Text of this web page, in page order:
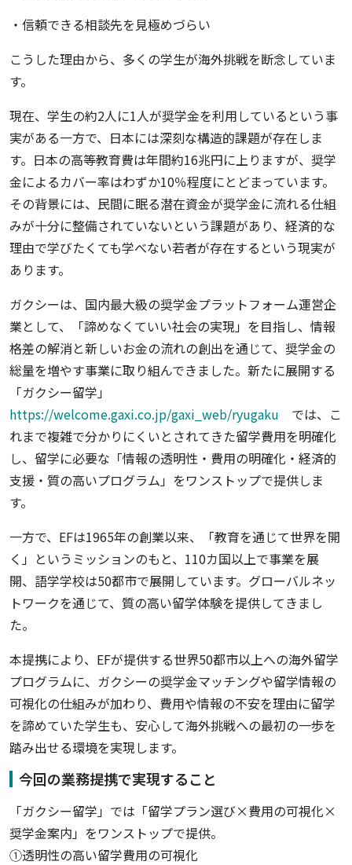
・信頼できる相談先を見極めづらい
こうした理由から、多くの学生が海外挑戦を断念していま
す。
現在、学生の約2人に1人が奨学金を利用しているという事
実がある一方で、日本には深刻な構造的課題が存在しま
す。日本の高等教育費は年間約16兆円に上りますが、奨学
金によるカバー率はわずか10％程度にとどまっています。
その背景には、民間に眠る潜在資金が奨学金に流れる仕組
みが十分に整備されていないという課題があり、経済的な
理由で学びたくても学べない若者が存在するという現実が
あります。
ガクシーは、国内最大級の奨学金プラットフォーム運営企
業として、「諦めなくていい社会の実現」を目指し、情報
格差の解消と新しいお金の流れの創出を通じて、奨学金の
総量を増やす事業に取り組んできました。新たに展開する
「ガクシー留学」
https://welcome.gaxi.co.jp/gaxi_web/ryugaku では、こ
れまで複雑で分かりにくいとされてきた留学費用を明確化
し、留学に必要な「情報の透明性・費用の明確化・経済的
支援・質の高いプログラム」をワンストップで提供しま
す。
一方で、EFは1965年の創業以来、「教育を通じて世界を開
く」というミッションのもと、110カ国以上で事業を展
開、語学学校は50都市で展開しています。グローバルネッ
トワークを通じて、質の高い留学体験を提供してきまし
た。
本提携により、EFが提供する世界50都市以上への海外留学
プログラムに、ガクシーの奨学金マッチングや留学情報の
可視化の仕組みが加わり、費用や情報の不安を理由に留学
を諦めていた学生も、安心して海外挑戦への最初の一歩を
踏み出せる環境を実現します。
今回の業務提携で実現すること
「ガクシー留学」では「留学プラン選び×費用の可視化×
奨学金案内」をワンストップで提供。
①透明性の高い留学費用の可視化